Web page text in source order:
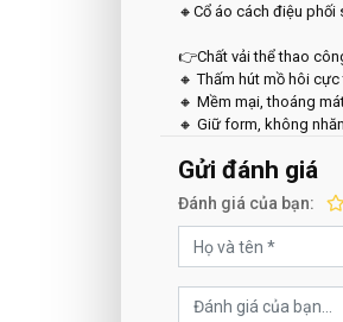
🔸Cổ áo cách điệu
👉Chất vải thể thao
🔸 Thấm hút mồ hôi cực
🔸 Mềm mại, thoáng
🔸 Giữ form, không nhăn
Gửi đánh giá
Đánh giá của bạn: